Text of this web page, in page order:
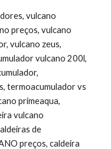
vulcano
preços, vulcano
vulcano zeus,
vulcano 200l,
termoacumulador vs
primeaqua,
vulcano
de
preços, caldeira